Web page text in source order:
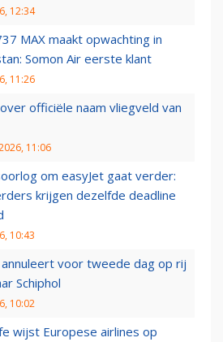
12:34
MAX maakt opwachting in
Somon Air eerste klant
11:26
officiële naam vliegveld van
11:06
om easyJet gaat verder:
krijgen dezelfde deadline
10:43
voor tweede dag op rij
Schiphol
10:02
wijst Europese airlines op